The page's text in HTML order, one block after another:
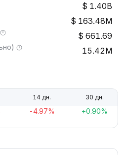
1.40B
163.48M
661.69
15.42M
14 дн. 30 дн.
-4.97% +0.90%